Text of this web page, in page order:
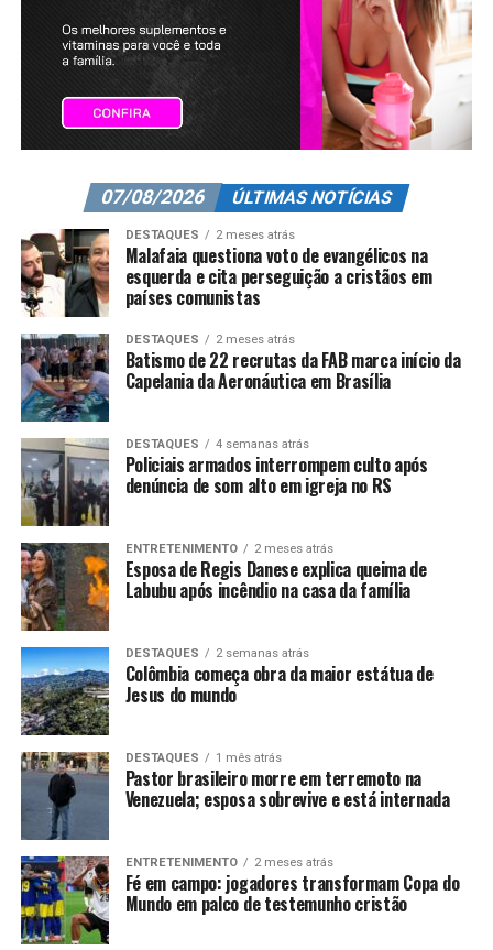
07/08/2026 ÚLTIMAS NOTÍCIAS
DESTAQUES 2 meses atrás
Malafaia questiona voto de evangélicos na
esquerda e cita perseguição a cristãos em
países comunistas
DESTAQUES 2 meses atrás
Batismo de 22 recrutas da FAB marca início da
Capelania da Aeronáutica em Brasília
DESTAQUES 4 semanas atrás
Policiais armados interrompem culto após
denúncia de som alto em igreja no RS
ENTRETENIMENTO 2 meses atrás
Esposa de Regis Danese explica queima de
Labubu após incêndio na casa da família
DESTAQUES 2 semanas atrás
Colômbia começa obra da maior estátua de
Jesus do mundo
DESTAQUES 1 mês atrás
Pastor brasileiro morre em terremoto na
Venezuela; esposa sobrevive e está internada
ENTRETENIMENTO 2 meses atrás
Fé em campo: jogadores transformam Copa do
Mundo em palco de testemunho cristão